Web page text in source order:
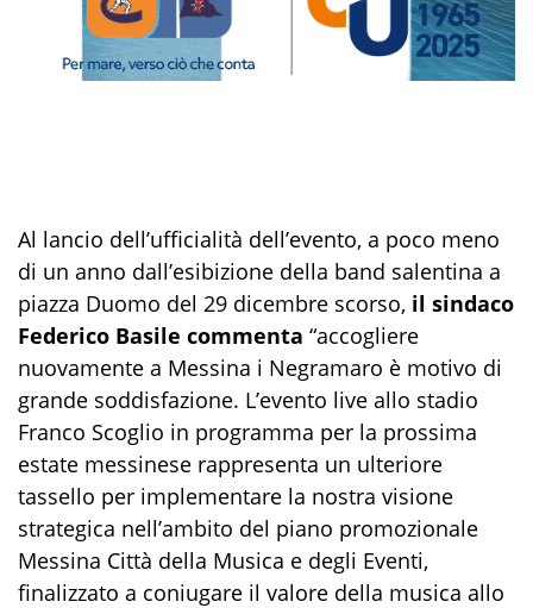
Al lancio dell’ufficialità dell’evento, a poco meno
di un anno dall’esibizione della band salentina a
piazza Duomo del 29 dicembre scorso, il sindaco
Federico Basile commenta “accogliere
nuovamente a Messina i Negramaro è motivo di
grande soddisfazione. L’evento live allo stadio
Franco Scoglio in programma per la prossima
estate messinese rappresenta un ulteriore
tassello per implementare la nostra visione
strategica nell’ambito del piano promozionale
Messina Città della Musica e degli Eventi,
finalizzato a coniugare il valore della musica allo